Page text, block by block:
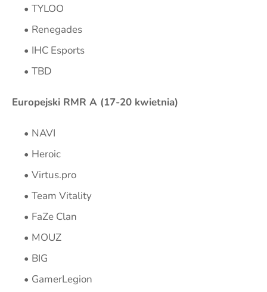
TYLOO
Renegades
IHC Esports
TBD
Europejski RMR A (17-20 kwietnia)
NAVI
Heroic
Virtus.pro
Team Vitality
FaZe Clan
MOUZ
BIG
GamerLegion